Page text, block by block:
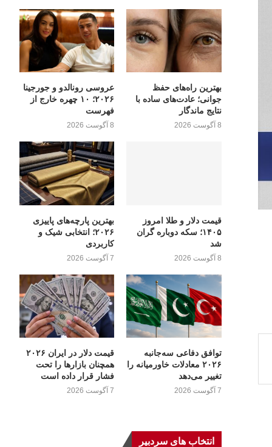
بهترین راه‌های حفظ
جوانی؛ عادت‌های ساده با
نتایج ماندگار
8 آگوست 2026
عروسی رونالدو و جورجینا
۲۰۲۶؛ ۱۰ چهره خارج از
فهرست
8 آگوست 2026
قیمت دلار و طلا امروز
۱۴۰۵؛ سکه دوباره گران
شد
8 آگوست 2026
بهترین پارچه‌های پاییزی
۲۰۲۶؛ انتخابی شیک و
کاربردی
7 آگوست 2026
توافق دفاعی سه‌جانبه
۲۰۲۶ معادلات خاورمیانه را
تغییر می‌دهد
7 آگوست 2026
قیمت دلار در ایران ۲۰۲۶
همچنان بازارها را تحت
فشار قرار داده است
7 آگوست 2026
انتخاب های سردبیر